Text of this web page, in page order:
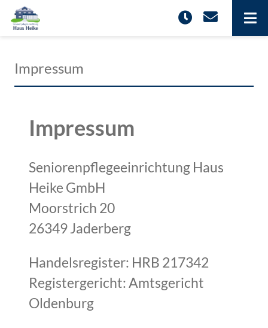
Impressum
Impressum
Seniorenpflegeeinrichtung Haus
Heike GmbH
Moorstrich 20
26349 Jaderberg
Handelsregister: HRB 217342
Registergericht: Amtsgericht
Oldenburg